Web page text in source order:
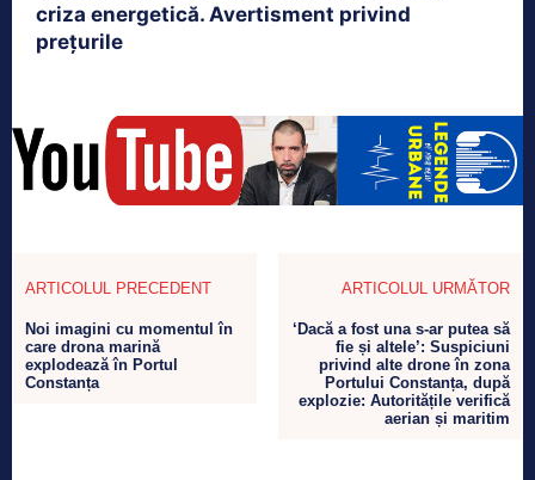
criza energetică. Avertisment privind
prețurile
ARTICOLUL PRECEDENT
Noi imagini cu momentul în
care drona marină
explodează în Portul
Constanța
ARTICOLUL URMĂTOR
‘Dacă a fost una s-ar putea să
fie și altele’: Suspiciuni
privind alte drone în zona
Portului Constanța, după
explozie: Autoritățile verifică
aerian și maritim